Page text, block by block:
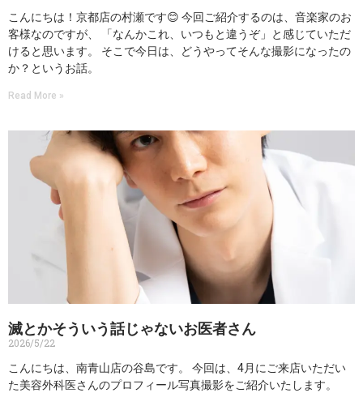
こんにちは！京都店の村瀬です😊 今回ご紹介するのは、音楽家のお
客様なのですが、 「なんかこれ、いつもと違うぞ」と感じていただ
けると思います。 そこで今日は、どうやってそんな撮影になったの
か？というお話。
Read More »
滅とかそういう話じゃないお医者さん
2026/5/22
こんにちは、南青山店の谷島です。 今回は、4月にご来店いただい
た美容外科医さんのプロフィール写真撮影をご紹介いたします。